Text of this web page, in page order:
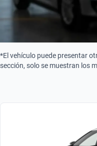
*El vehículo puede presentar
sección, solo se muestran los